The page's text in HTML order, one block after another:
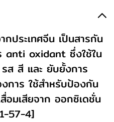
กประเทศจีน เป็นสารกัน
anti oxidant ซึ่งใช้ใน
ส สี และ ยับยั้งการ
การ ใช้สำหรับป้องกัน
อมเสียจาก ออกซิเดชั่น
57-4]